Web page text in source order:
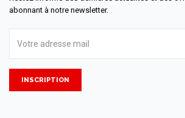
abonnant à notre newsletter.
INSCRIPTION